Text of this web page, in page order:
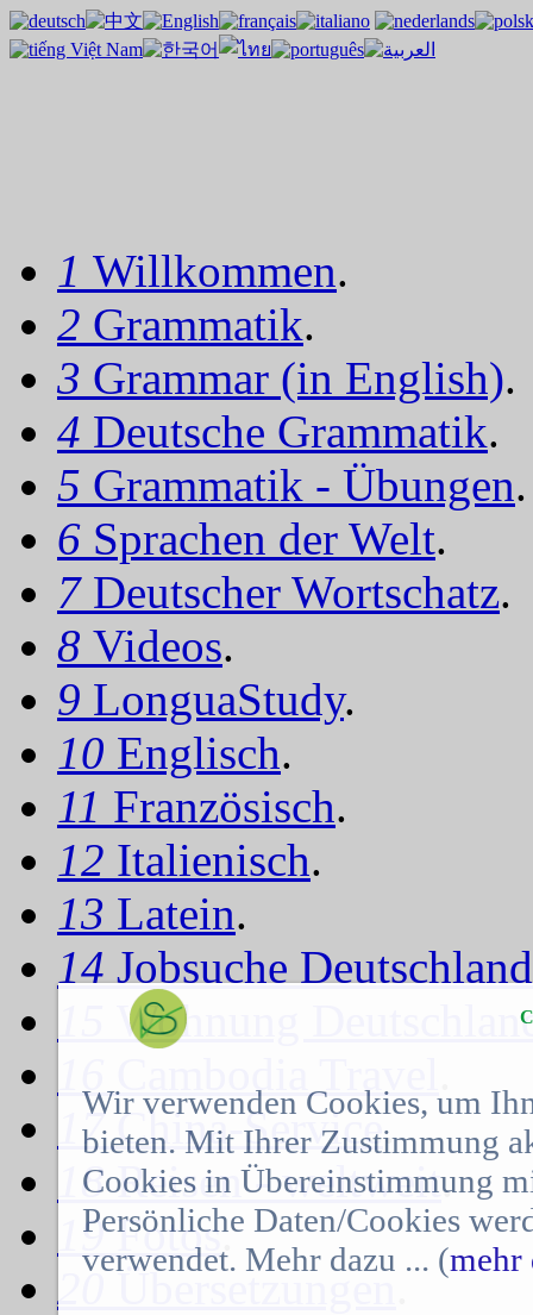
1 Willkommen.
2 Grammatik.
3 Grammar (in English).
4 Deutsche Grammatik.
5 Grammatik - Übungen.
6 Sprachen der Welt.
7 Deutscher Wortschatz.
8 Videos.
9 LonguaStudy.
10 Englisch.
11 Französisch.
12 Italienisch.
13 Latein.
14 Jobsuche Deutschland
Wohnung
17China-Service.
18Reisen - weltweit.
19Fotos.
20Übersetzungen .
Wir verwenden Cookies, um
bieten. Mit Ihrer Zustimmung
Cookies in Übereinstimmung
Persönliche Daten/Cookies
verwendet. Mehr dazu ... (mehr